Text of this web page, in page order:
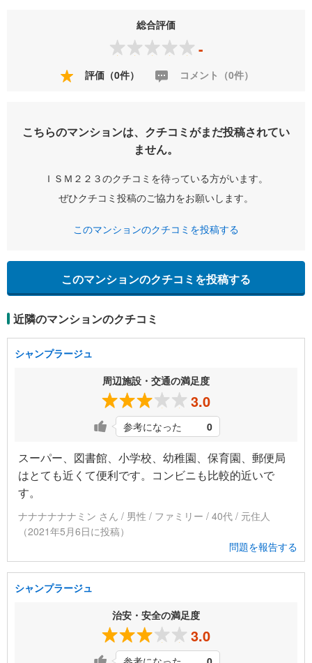
総合評価
-
評価（0件） コメント（0件）
こちらのマンションは、クチコミがまだ投稿されてい
ません。
ＩＳＭ２２３のクチコミを待っている方がいます。
ぜひクチコミ投稿のご協力をお願いします。
このマンションのクチコミを投稿する
このマンションのクチコミを投稿する
近隣のマンションのクチコミ
シャンプラージュ
周辺施設・交通の満足度
3.0
参考になった 0
スーパー、図書館、小学校、幼稚園、保育園、郵便局
はとても近くて便利です。コンビニも比較的近いで
す。
ナナナナナナミン さん / 男性 / ファミリー / 40代 / 元住人
（2021年5月6日に投稿）
問題を報告する
シャンプラージュ
治安・安全の満足度
3.0